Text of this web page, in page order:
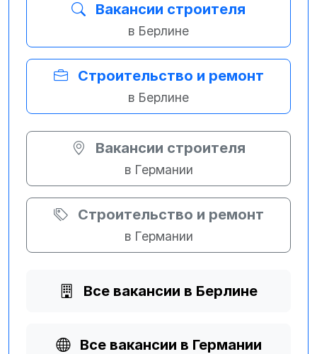
Вакансии строителя
в Берлине
Строительство и ремонт
в Берлине
Вакансии строителя
в Германии
Строительство и ремонт
в Германии
Все вакансии в Берлине
Все вакансии в Германии